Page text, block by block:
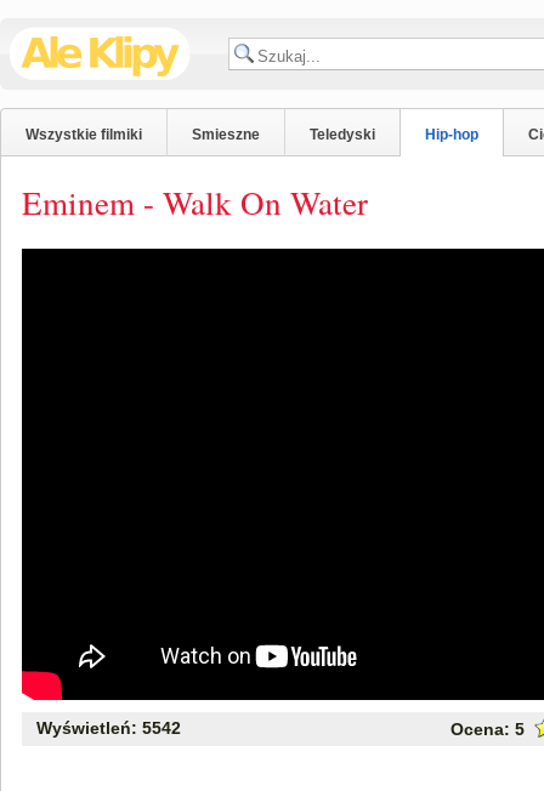
Wszystkie filmiki Smieszne Teledyski Hip-hop
Eminem - Walk On Water
Wyświetleń: 5542 Ocena: 5